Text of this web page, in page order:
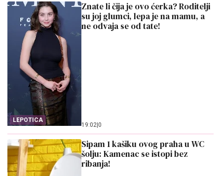
LEPOTICA
Znate li čija je ovo ćerka? Roditelji
su joj glumci, lepa je na mamu, a
ne odvaja se od tate!
19:02 0
Sipam 1 kašiku ovog praha u WC
šolju: Kamenac se istopi bez
ribanja!